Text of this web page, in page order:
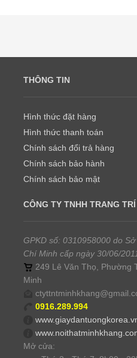
THÔNG TIN
Hình thức đặt hàng
Hình thức thanh toán
Chính sách đổi trả hàng
Chính sách bảo hành
Chính sách bảo mật
CÔNG TY TNHH TRANG
GPKD số: 0310958000 do
Chí Minh cấp ngày 30/06/
249 Lê Văn Thọ, Phường
Minh
0916.289.994
Mở cửa: